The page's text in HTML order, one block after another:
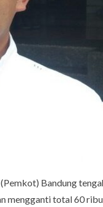
Bandung
mengganti total 60